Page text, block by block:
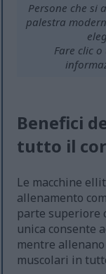
Persone che si
palestra
Fare clic
Benefici
tutto il
Le macchine
allenamento
parte superiore
unica consente
mentre
muscolari in